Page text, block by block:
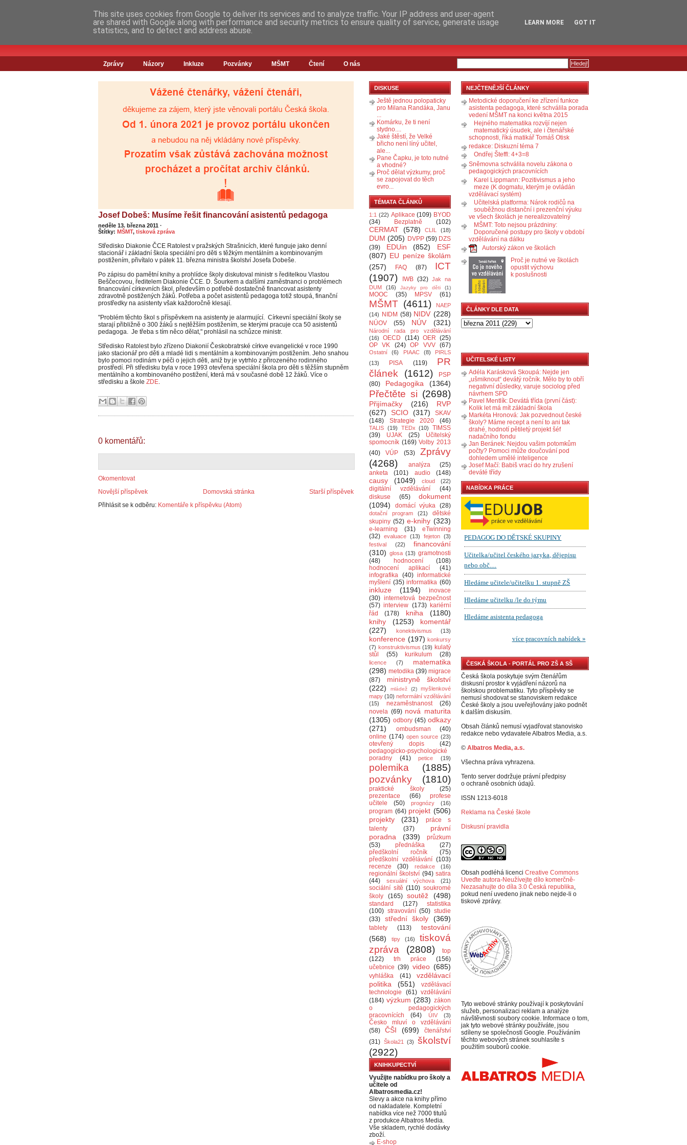
Zprávy Názory Inkluze Pozvánky MŠMT Čtení O nás
Josef Dobeš: Musíme řešit financování asistentů pedagoga
neděle 13. března 2011 ·
Štítky: MŠMT, tisková zpráva
Středisko Diakonie ČCE Ratolest v pražských Strašnicích, které funguje jako denní
stacionář i základní škola speciální pro děti s těžkým mentálním a kombinovaným
postižením, přivítalo v pátek 11. března ministra školství Josefa Dobeše.
Po zápisu do pamětní knihy a prohlídce školy diskutoval ministr s ředitelkou Vlastou
Beščecovou, ředitelem Diakonie ČCE. D. Šourkem a dalšími zaměstnanci o problémech
financování církevních škol, především o potřebě dostatečně financovat asistenty
zdravotně postižených žáků. Potřeba a počet asistentů pedagoga totiž stoupá, finanční
prostředky na asistenty však každoročně klesají.
"Problém těchto škol s příspěvkem na asistenty je alarmující. Církevní speciální školy se
starají přibližně o 300 žáků s nejtěžším postižením, se kterými pracuje cca 50 asistentů
pedagoga. Je třeba s tím něco dělat," prohlásil na schůzce ministr.
Středisko Ratolest bylo zřízeno Diakonií Českobratrské církve evangelické v roce 1990
jako stacionář pro děti a mladé lidi s mentálním a kombinovaným postižením. Jeho snahou
bylo pomoci rodinám v péči o jejich děti, aniž by je vytrhlo z přirozeného rodinného
prostředí. Při středisku byla v roce 1993 otevřena speciální škola pro děti s těžším stupněm
mentálního a kombinovaného postižení, která má v současné době 12 žáků. Více o
středisku a škole ZDE.
0 komentářů:
Okomentovat
Novější příspěvek
Starší příspěvek
Domovská stránka
Přihlásit se k odběru: Komentáře k příspěvku (Atom)
DISKUSE
Ještě jednou polopaticky
pro Milana Randáka, Janu
...
Komárku, že ti není
stydno....
Jaké štěstí, že Velké
břicho není líný učitel,
ale...
Pane Čapku, je toto nutné
a vhodné?
Proč dělat výzkumy, proč
se zapojovat do těch
evro...
TÉMATA ČLÁNKŮ
1:1 (22) Aplikace (109) BYOD
(34)
Bezplatně (102)
CERMAT (578) CLIL (18)
DUM (205) DVPP (59) DZS
(39)
EDUin (852)
ESF
(807) EU peníze školám
(257)
FAQ (87)
ICT
(1907)
IWB (32) Jak na
DUM
(16) Jazyky pro děti (1)
MOOC (35) MPSV (61)
MŠMT (4611)
NAEP
(14)
NIDM (58) NIDV (228)
NÚOV (55) NÚV (321)
Národní rada pro vzdělávání
(16)
OECD (114) OER (25)
OP VK
(24) OP VVV (67)
Ostatní (6) PIAAC (8)
PIRLS
(13)
PISA (119)
PR
článek
(1612)
PSP
(80)
Pedagogika (1364)
Přečtěte si (2698)
Přijímačky (216)
RVP
(627)
SCIO (317)
SKAV
(148)
Strategie 2020 (46)
TALIS (19) TEDx (10)
TIMSS
(39)
UJAK (25)
Učitelský
spomocník (169) Volby 2013
(40)
VÚP (53)
Zprávy
(4268)
analýza
(25)
anketa
(101) audio (148)
causy (1049) cloud (22)
digitální vzdělávání
(44)
diskuse
(65)
dokument
(1094)
domácí výuka (28)
dotační program (21)
dětské
skupiny (52) e-knihy (323)
e-learning (31)
eTwinning
(32) evaluace (13) fejeton (3)
festival
(22)
financování
(310) glosa (13) gramotnosti
(48)
hodnocení
(108)
hodnocení aplikací
(41)
infografika (40) informatické
myšlení (35) informatika (60)
inkluze (1194)
inovace
(30) internetová bezpečnost
(57) interview (173) kariérní
řád
(178) kniha
(1180)
knihy
(1253)
komentář
(227)
konektivismus (13)
konference (197) konkursy
(7) konstruktivismus (19) kulatý
stůl
(55) kurikulum (28)
licence (7)
matematika
(298) metodika (39) migrace
(87)
ministryně školství
(222)
mládež (2)
myšlenkové
mapy (10) neformální vzdělávání
(15)
nezaměstnanost
(26)
novela (69) nová maturita
(1305) odbory (45) odkazy
(271)
ombudsman
(40)
online (174) open source (23)
otevřený dopis
(42)
pedagogicko-psychologické
poradny
(41) petice (19)
polemika
(1885)
pozvánky
(1810)
praktické školy
(25)
prezentace
(66)
profese
učitele
(50) prognózy (16)
program (64) projekt (506)
projekty
(231)
práce s
talenty
(37)
právní
poradna
(339)
průzkum
(53)
přednáška
(27)
předškolní ročník
(75)
předškolní vzdělávání (103)
recenze
(30) redakce (16)
regionální školství (94) satira
(44)
sexuální výchova (21)
sociální sítě (110) soukromé
školy
(165) soutěž (498)
standard (127)
statistika
(100) stravování (50) studie
(33)
střední školy (369)
tablety (113)
testování
(568)
tipy (16)
tisková
zpráva
(2808)
top
(122)
trh práce
(156)
učebnice (39) video (685)
vyhláška (41)
vzdělávací
politika
(551)
vzdělávací
technologie
(61) vzdělávání
(184) výzkum (283) zákon
o pedagogických
pracovnících
(64) ÚIV (3)
Česko mluví o vzdělávání
(58)
ČŠI (699)
čtenářství
(31) Škola21 (3)
školství
(2922)
KNIHKUPECTVÍ
Využijte nabídku pro školy a
učitele od
Albatrosmedia.cz!
Slevy a akce na knihy přímo
od nakladatele. Kompletní
nabídka více než 7000 titulů
z produkce Albatros Media.
Vše skladem, rychlé dodávky
zboží.
E-shop
NEJČTENĚJŠÍ ČLÁNKY
Metodické doporučení ke zřízení funkce
asistenta pedagoga, které schválila porada
vedení MŠMT na konci května 2015
Hejného matematika rozvíjí nejen
matematický úsudek, ale i čtenářské
schopnosti, říká matikář Tomáš Otisk
redakce: Diskuzní téma 7
Ondřej Šteffl: 4+3=8
Sněmovna schválila novelu zákona o
pedagogických pracovnících
Karel Lippmann: Pozitivismus a jeho
meze (K dogmatu, kterým je ovládán
vzdělávací systém)
Učitelská platforma: Nárok rodičů na
souběžnou distanční i prezenční výuku
ve všech školách je nerealizovatelný
MŠMT: Toto nejsou prázdniny:
Doporučené postupy pro školy v období
vzdělávání na dálku
Autorský zákon ve školách
Proč je nutné ve školách
opustit výchovu
k poslušnosti
ČLÁNKY DLE DATA
UČITELSKÉ LISTY
Adéla Karásková Skoupá: Nejde jen
„ušmiknout“ devátý ročník. Mělo by to obří
negativní důsledky, varuje sociolog před
návrhem SPD
Pavel Mentlík: Devátá třída (první část):
Kolik let má mít základní škola
Markéta Hronová: Jak pozvednout české
školy? Máme recept a není to ani tak
drahé, hodnotí pětiletý projekt šéf
nadačního fondu
Jan Beránek: Nejdou vašim potomkům
počty? Pomoci může doučování pod
dohledem umělé inteligence
Josef Mačí: Babiš vrací do hry zrušení
deváté třídy
NABÍDKA PRÁCE
ČESKÁ ŠKOLA - PORTÁL PRO ZŠ A SŠ
Česká škola poskytuje svým čtenářům
diskusní prostor k vyjádření názorů na
školskou problematiku. Tyto příspěvky se
nemusí shodovat se stanoviskem redakce
České školy a jsou uveřejňovány jako podnět
k dalším diskusím.
Obsah článků nemusí vyjadřovat stanovisko
redakce nebo vydavatele Albatros Media, a.s.
© Albatros Media, a.s.
Všechna práva vyhrazena.
Tento server dodržuje právní předpisy
o ochraně osobních údajů.
ISSN 1213-6018
Reklama na České škole
Diskusní pravidla
Obsah podléhá licenci Creative Commons
Uveďte autora-Neužívejte dílo komerčně-
Nezasahujte do díla 3.0 Česká republika
pokud není uvedeno jinak nebo nejde-li o
tiskové zprávy.
Tyto webové stránky používají k poskytování
služeb, personalizaci reklam a analýze
návštěvnosti soubory cookie. Informace o tom,
jak tyto webové stránky používáte, jsou
sdíleny se společností Google. Používáním
těchto webových stránek souhlasíte s
použitím souborů cookie.
This site uses cookies from Google to deliver its services and to analyze traffic. Your IP address and user-agent
are shared with Google along with performance and security metrics to ensure quality of service, generate usage
statistics, and to detect and address abuse.
LEARN MORE GOT IT